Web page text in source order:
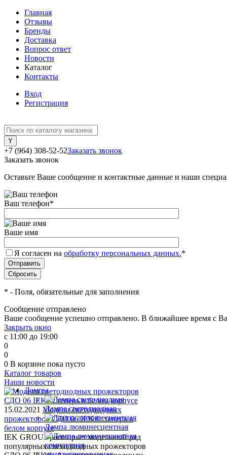
Главная
Отзывы
Бренды
Доставка
Вопрос ответ
Новости
Каталог
Контакты
Вход
Регистрация
+7 (964) 308-52-52Заказать звонок
Заказать звонок
Оставьте Ваше сообщение и контактные данные и наши
Ваш телефон*
Ваше имя
Я согласен на обработку персональных данных.*
* - Поля, обязательные для заполнения
Сообщение отправлено
Ваше сообщение успешно отправлено. В ближайшее время с
Закрыть окно
с 11:00 до 19:00
0
0
0 В корзине пока пусто
Каталог товаров
Лампы
Лампа светодиодная
Лампа люминесцентная
Наши новости
15.02.2021 Модели светодиодных
прожекторов СДО 06 IEK®: теперь в
белом корпусе
IEK GROUP расширяет модельный ряд
популярных светодиодных прожекторов